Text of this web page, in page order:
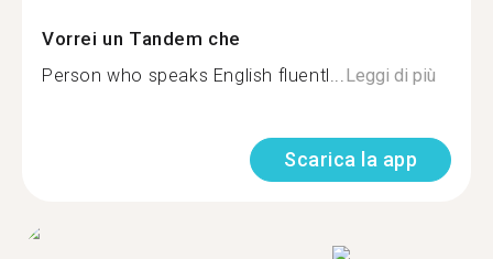
Vorrei un Tandem che
Person who speaks English fluentl...Leggi di più
Scarica la app